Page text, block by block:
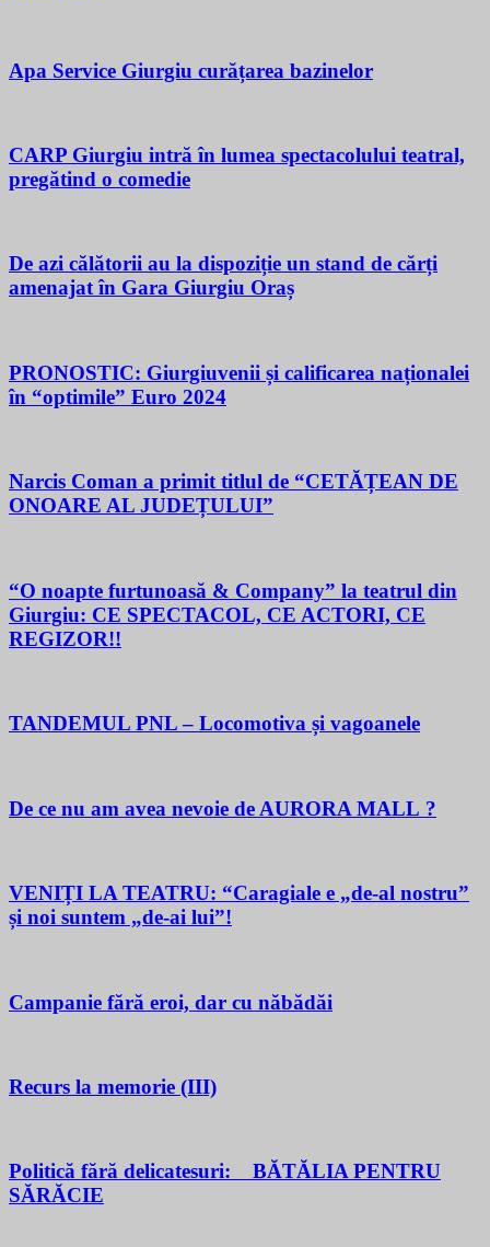
Apa Service Giurgiu curățarea bazinelor
CARP Giurgiu intră în lumea spectacolului teatral,
pregătind o comedie
De azi călătorii au la dispoziție un stand de cărți
amenajat în Gara Giurgiu Oraș
PRONOSTIC: Giurgiuvenii și calificarea naționalei
în “optimile” Euro 2024
Narcis Coman a primit titlul de “CETĂȚEAN DE
ONOARE AL JUDEȚULUI”
“O noapte furtunoasă & Company” la teatrul din
Giurgiu: CE SPECTACOL, CE ACTORI, CE
REGIZOR!!
TANDEMUL PNL – Locomotiva și vagoanele
De ce nu am avea nevoie de AURORA MALL ?
VENIȚI LA TEATRU: “Caragiale e „de-al nostru”
și noi suntem „de-ai lui”!
Campanie fără eroi, dar cu năbădăi
Recurs la memorie (III)
Politică fără delicatesuri: BĂTĂLIA PENTRU
SĂRĂCIE